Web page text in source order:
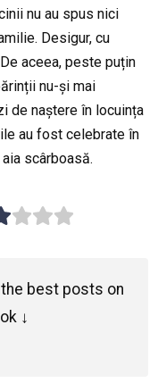
nu au spus nici
Desigur, cu
aceea, peste puțin
nu-și mai
de naștere în locuința
au fost celebrate în
scârboasă.
best posts on
↓